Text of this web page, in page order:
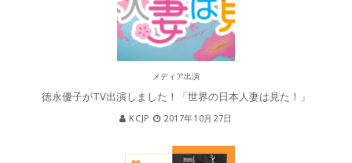
メディア出演
徳永優子がTV出演しました！「世界の日本人妻は見た！」
KCJP 2017年10月27日